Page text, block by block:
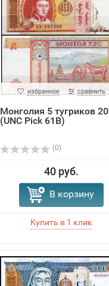
избранное сравнить
Монголия 5 тугриков
(UNC Pick 61B)
(0)
40 руб.
В корзину